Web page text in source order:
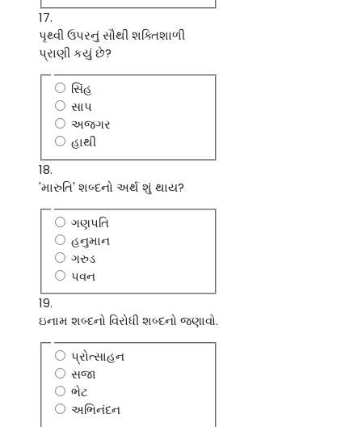
17.
પૃથ્વી ઉપરનું સૌથી શક્તિશાળી
પ્રાણી કયું છે?
સિંહ
સાપ
અજગર
હાથી
18.
'મારુતિ' શબ્દનો અર્થ શું થાય?
ગણપતિ
હનુમાન
ગરુડ
પવન
19.
ઇનામ શબ્દનો વિરોધી શબ્દનો જણાવો.
પ્રોત્સાહન
સજા
ભેટ
અભિનંદન